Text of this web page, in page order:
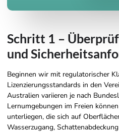
Schritt 1 –
und
Beginnen wir mit regulatorischer
Lizenzierungsstandards in den
Australien variieren je nach
Lernumgebungen im Freien
unterliegen, die sich auf
Wasserzugang,